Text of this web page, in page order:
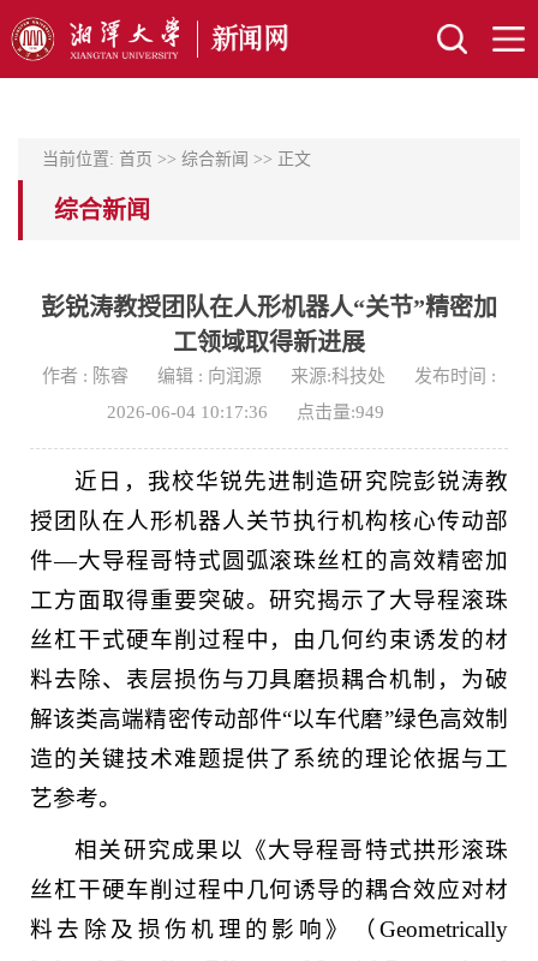
当前位置: 首页 >> 综合新闻 >> 正文
综合新闻
彭锐涛教授团队在人形机器人“关节”精密加
工领域取得新进展
作者 : 陈睿 编辑 : 向润源 来源:科技处
发布时间 :
2026-06-04 10:17:36
点击量:949
近日，我校华锐先进制造研究院彭锐涛教
授团队在人形机器人关节执行机构核心传动部
件—大导程哥特式圆弧滚珠丝杠的高效精密加
工方面取得重要突破。研究揭示了大导程滚珠
丝杠干式硬车削过程中，由几何约束诱发的材
料去除、表层损伤与刀具磨损耦合机制，为破
解该类高端精密传动部件“以车代磨”绿色高效制
造的关键技术难题提供了系统的理论依据与工
艺参考。
相关研究成果以《大导程哥特式拱形滚珠
丝杠干硬车削过程中几何诱导的耦合效应对材
料去除及损伤机理的影响》（Geometrically